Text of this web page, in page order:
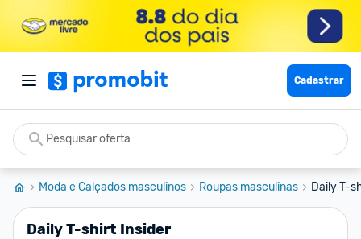
Cadastrar
Moda e Calçados masculinos Roupas masculinas Daily T-
Daily T-shirt Insider